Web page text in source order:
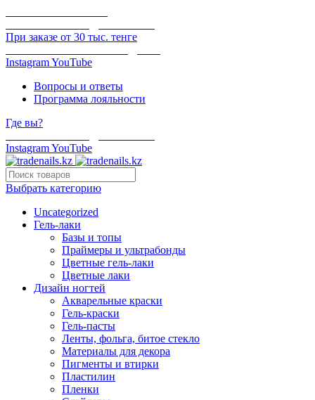
При заказе от 30 тыс. тенге
InstagramYouTube
Вопросы и ответы
Программа лояльности
Где вы?
InstagramYouTube
Выбрать категорию
Uncategorized
Гель-лаки
Базы и топы
Праймеры и ультрабонды
Цветные гель-лаки
Цветные лаки
Дизайн ногтей
Акварельные краски
Гель-краски
Гель-пасты
Ленты, фольга, битое стекло
Материалы для декора
Пигменты и втирки
Пластилин
Пленки